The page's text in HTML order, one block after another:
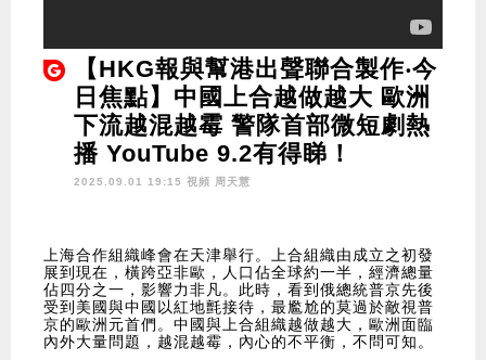
【HKG報與幫港出聲聯合製作‧今
日焦點】中國上合越做越大 歐洲
下流越混越霉 警隊首部微短劇熱
播 YouTube 9.2有得睇！
2025.09.01 19:15 視頻 周天慧
上海合作組織峰會在天津舉行。上合組織由成立之初發
展到現在，橫跨亞非歐，人口佔全球約一半，經濟總量
佔四分之一，影響力非凡。此時，看到俄總統普京先後
受到美國與中國以紅地氈接待，最尷尬的莫過於敵視普
京的歐洲元首們。中國與上合組織越做越大，歐洲面臨
內外大量問題，越混越霉，內心的不平衡，不問可知。